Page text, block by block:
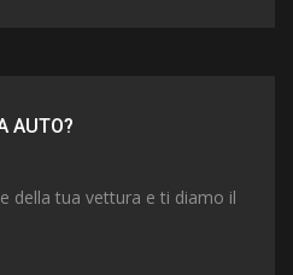
AUTO?
della tua vettura e ti diamo il